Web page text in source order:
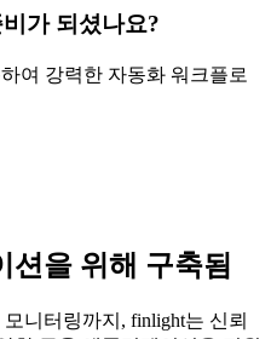
가 되셨나요?
여 강력한 자동화 워크플로
션을 위해 구축됨
니터링까지, finlight는 신뢰